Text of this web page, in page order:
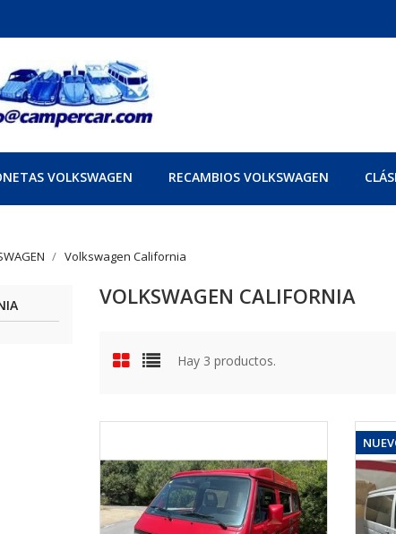
VOLKSWAGEN RECAMBIOS VOLKSWAGEN
Volkswagen California
VOLKSWAGEN CALIFORNIA
Hay 3 productos.